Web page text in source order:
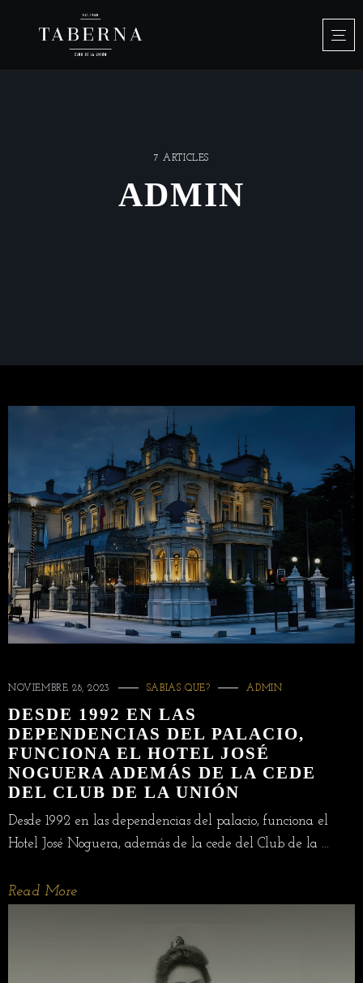
7 ARTICLES
ADMIN
NOVIEMBRE 28, 2023 SABIAS QUE? ADMIN
DESDE 1992 EN LAS
DEPENDENCIAS DEL PALACIO,
FUNCIONA EL HOTEL JOSÉ
NOGUERA ADEMÁS DE LA CEDE
DEL CLUB DE LA UNIÓN
Desde 1992 en las dependencias del palacio, funciona el
Hotel José Noguera, además de la cede del Club de la ...
Read More